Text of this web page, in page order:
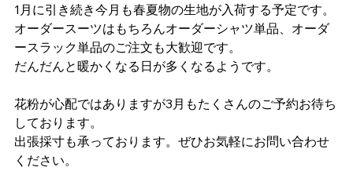
1月に引き続き今月も春夏物の生地が入荷する予定です。
オーダースーツはもちろんオーダーシャツ単品、オーダ
ースラック単品のご注文も大歓迎です。
だんだんと暖かくなる日が多くなるようです。
花粉が心配ではありますが3月もたくさんのご予約お待ち
しております。
出張採寸も承っております。ぜひお気軽にお問い合わせ
ください。